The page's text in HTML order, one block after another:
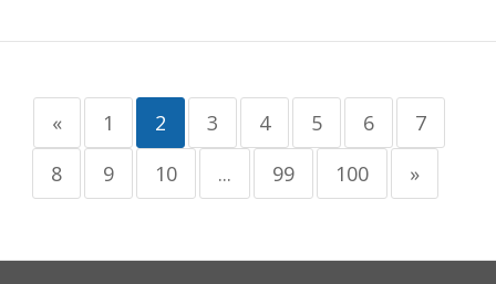
« 1 2 3 4 5 6
7
8
9 10 ... 99 100 »